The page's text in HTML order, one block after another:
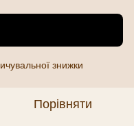
знижки
Порівняти